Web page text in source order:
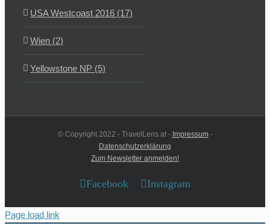
USA Westcoast 2016 (17)
Wien (2)
Yellowstone NP (5)
© Copyright 2022 - TravelLens.at - Impressum-
Datenschutzerklärung
Zum Newsletter anmelden!
Facebook Instagram
Page load link